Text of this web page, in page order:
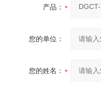
产品：
您的单位：
您的姓名：